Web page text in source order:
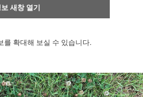
새창 열기
를 확대해 보실 수 있습니다.